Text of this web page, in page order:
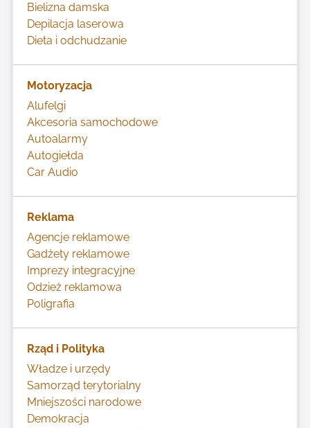
Bielizna damska
Depilacja laserowa
Dieta i odchudzanie
Motoryzacja
Alufelgi
Akcesoria samochodowe
Autoalarmy
Autogiełda
Car Audio
Reklama
Agencje reklamowe
Gadżety reklamowe
Imprezy integracyjne
Odzież reklamowa
Poligrafia
Rząd i Polityka
Władze i urzędy
Samorząd terytorialny
Mniejszości narodowe
Demokracja